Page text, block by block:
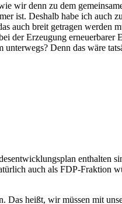
wir denn zu dem
ist. Deshalb habe ich auch
auch breit getragen werden
der Erzeugung erneuerbarer
Denn das wäre
enthalten
auch als FDP-Fraktion
heißt, wir müssen mit